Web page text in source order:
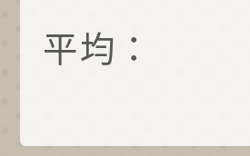
平均：